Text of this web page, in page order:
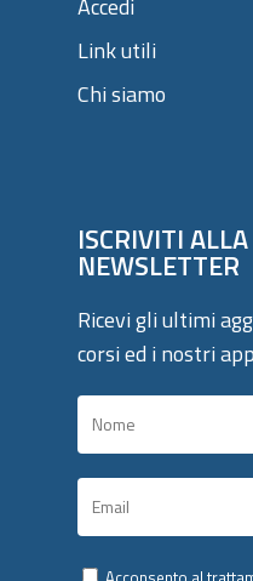
Accedi
Link utili
Chi siamo
ISCRIVITI
NEWSLETTER
Ricevi gli ultimi
corsi ed i nostri